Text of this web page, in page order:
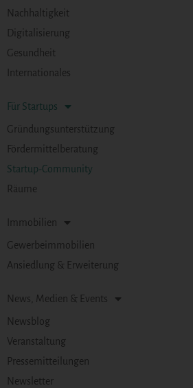
Nachhaltigkeit
Digitalisierung
Gesundheit
Internationales
Für Startups
Gründungsunterstützung
Fördermittelberatung
Startup-Community
Räume
Immobilien
Gewerbeimmobilien
Ansiedlung & Erweiterung
News, Medien & Events
Newsblog
Veranstaltung
Pressemitteilungen
Newsletter